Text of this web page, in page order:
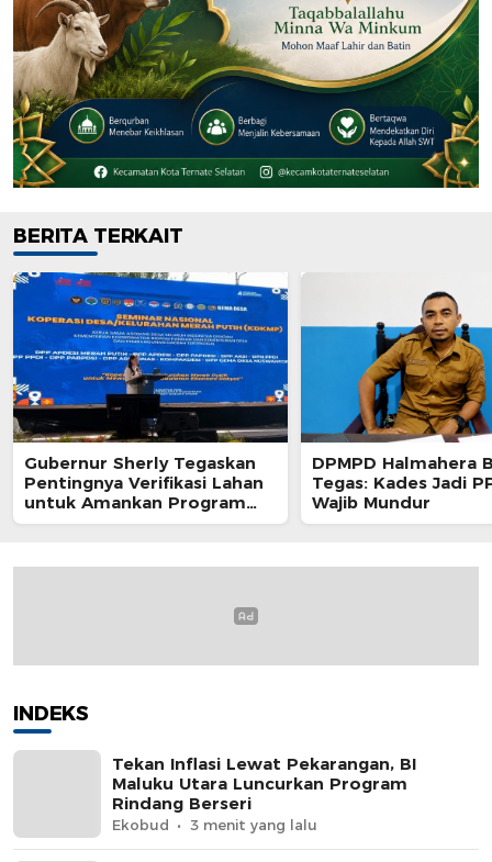
BERITA TERKAIT
Gubernur Sherly Tegaskan
Pentingnya Verifikasi Lahan
untuk Amankan Program
Kedaulatan Pangan di
DPMPD Halmahera
Tegas: Kades Jadi
Wajib Mundur
INDEKS
Tekan Inflasi Lewat Pekarangan, BI
Maluku Utara Luncurkan Program
Rindang Berseri
Ekobud 3 menit yang lalu